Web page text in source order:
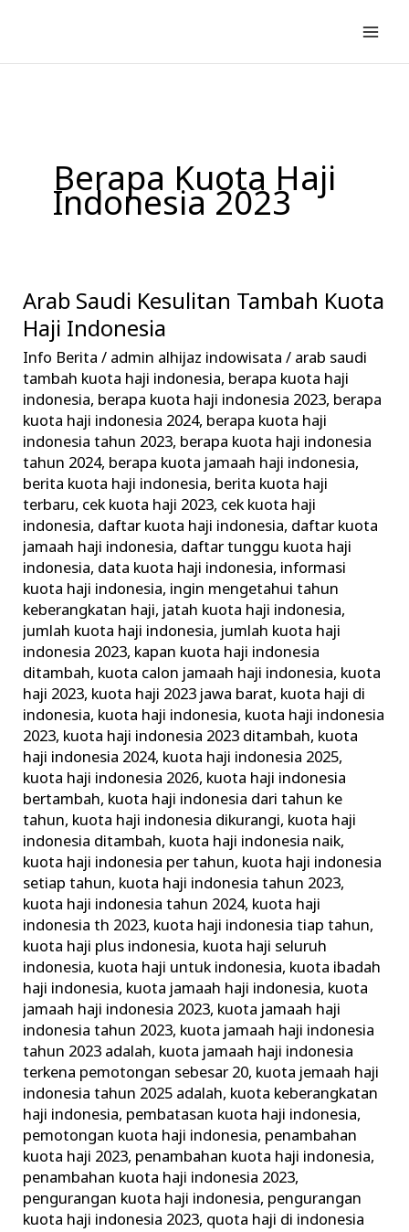
konten
Berapa Kuota Haji
Indonesia 2023
Arab Saudi Kesulitan Tambah Kuota
Haji Indonesia
Info Berita / admin alhijaz indowisata/ arab saudi
tambah kuota haji indonesia, berapa kuota haji
indonesia, berapa kuota haji indonesia 2023, berapa
kuota haji indonesia 2024, berapa kuota haji
indonesia tahun 2023, berapa kuota haji indonesia
tahun 2024, berapa kuota jamaah haji indonesia,
berita kuota haji indonesia, berita kuota haji
terbaru, cek kuota haji 2023, cek kuota haji
indonesia, daftar kuota haji indonesia, daftar kuota
jamaah haji indonesia, daftar tunggu kuota haji
indonesia, data kuota haji indonesia, informasi
kuota haji indonesia, ingin mengetahui tahun
keberangkatan haji, jatah kuota haji indonesia,
jumlah kuota haji indonesia, jumlah kuota haji
indonesia 2023, kapan kuota haji indonesia
ditambah, kuota calon jamaah haji indonesia, kuota
haji 2023, kuota haji 2023 jawa barat, kuota haji di
indonesia, kuota haji indonesia, kuota haji indonesia
2023, kuota haji indonesia 2023 ditambah, kuota
haji indonesia 2024, kuota haji indonesia 2025,
kuota haji indonesia 2026, kuota haji indonesia
bertambah, kuota haji indonesia dari tahun ke
tahun, kuota haji indonesia dikurangi, kuota haji
indonesia ditambah, kuota haji indonesia naik,
kuota haji indonesia per tahun, kuota haji indonesia
setiap tahun, kuota haji indonesia tahun 2023,
kuota haji indonesia tahun 2024, kuota haji
indonesia th 2023, kuota haji indonesia tiap tahun,
kuota haji plus indonesia, kuota haji seluruh
indonesia, kuota haji untuk indonesia, kuota ibadah
haji indonesia, kuota jamaah haji indonesia, kuota
jamaah haji indonesia 2023, kuota jamaah haji
indonesia tahun 2023, kuota jamaah haji indonesia
tahun 2023 adalah, kuota jamaah haji indonesia
terkena pemotongan sebesar 20, kuota jemaah haji
indonesia tahun 2025 adalah, kuota keberangkatan
haji indonesia, pembatasan kuota haji indonesia,
pemotongan kuota haji indonesia, penambahan
kuota haji 2023, penambahan kuota haji indonesia,
penambahan kuota haji indonesia 2023,
pengurangan kuota haji indonesia, pengurangan
kuota haji indonesia 2023, quota haji di indonesia
Arab
Saudi
Kesulitan
Tambah
Kuota
Haji
Indonesia